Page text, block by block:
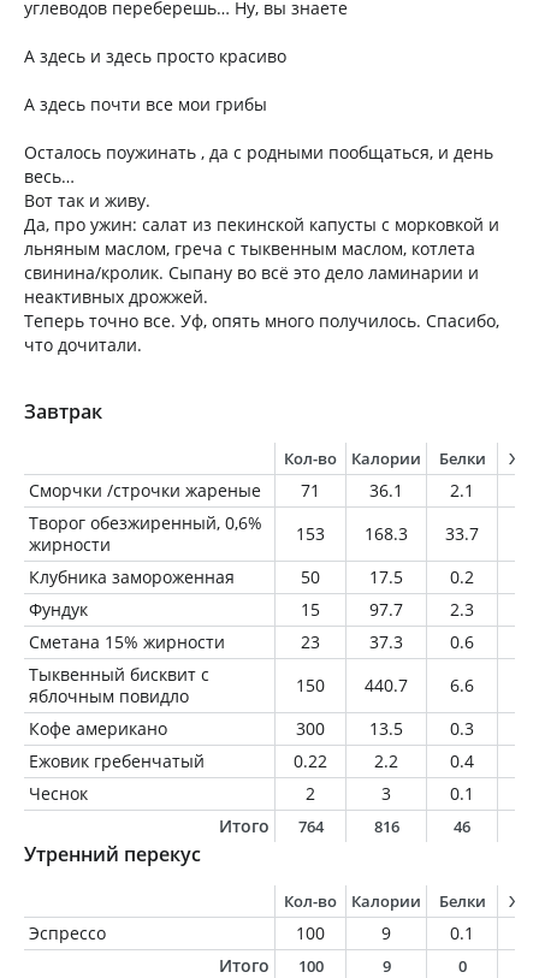
углеводов переберешь… Ну, вы знаете
А здесь и здесь просто красиво
А здесь почти все мои грибы
Осталось поужинать , да с родными пообщаться, и день
весь…
Вот так и живу.
Да, про ужин: салат из пекинской капусты с морковкой и
льняным маслом, греча с тыквенным маслом, котлета
свинина/кролик. Сыпану во всё это дело ламинарии и
неактивных дрожжей.
Теперь точно все. Уф, опять много получилось. Спасибо,
что дочитали.
Завтрак
Кол-во Калории Белки
Сморчки /строчки жареные 71 36.1 2.1
Творог обезжиренный, 0,6%
жирности
153 168.3 33.7
Клубника замороженная
50 17.5 0.2
Фундук
15 97.7 2.3
Сметана 15% жирности
23 37.3 0.6
Тыквенный бисквит с
яблочным повидло
150 440.7 6.6
Кофе американо
300 13.5 0.3
Ежовик гребенчатый
0.22 2.2 0.4
Чеснок
2 3 0.1
Итого
764 816 46
Утренний перекус
Кол-во Калории Белки
Эспрессо 100 9 0.1
Итого
100 9 0